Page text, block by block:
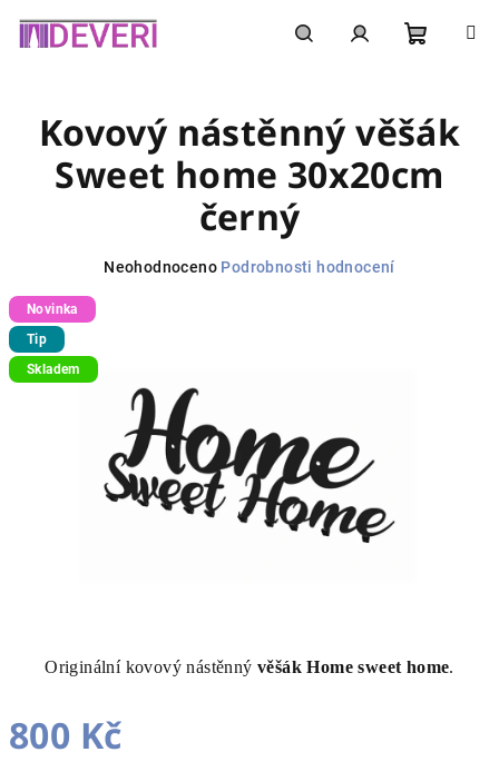
košík
Originální kovový nástěnný věšák Home sweet home.
800 Kč
Kovový nástěnný věšák
Sweet home 30x20cm
černý
Průměrné
hvězdiček.
Neohodnoceno Podrobnosti hodnocení
Novinka
Tip
Skladem